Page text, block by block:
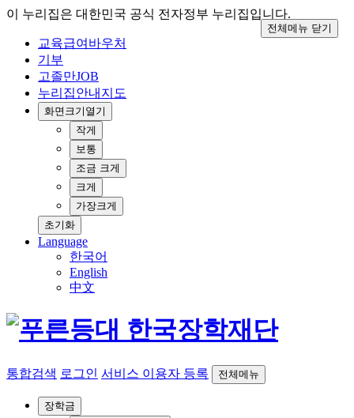
이 누리집은 대한민국 공식 전자정부 누리집입니다.
교육급여바우처
기부
고졸만JOB
누리집안내지도
화면크기 열기
작게
보통
조금 크게
크게
가장크게
초기화
Language
한국어
English
中文
통합검색 로그인 서비스 이용자 등록 전체메뉴
장학금
전체메뉴 닫기